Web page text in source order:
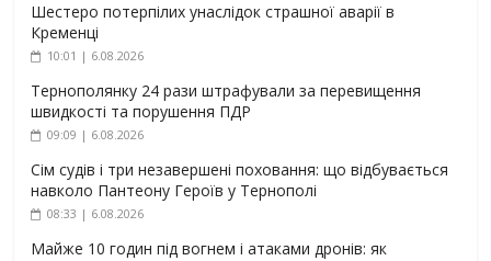
Шестеро потерпілих унаслідок страшної аварії в
Кременці
10:01 | 6.08.2026
Тернополянку 24 рази штрафували за перевищення
швидкості та порушення ПДР
09:09 | 6.08.2026
Сім судів і три незавершені поховання: що відбувається
навколо Пантеону Героїв у Тернополі
08:33 | 6.08.2026
Майже 10 годин під вогнем і атаками дронів: як